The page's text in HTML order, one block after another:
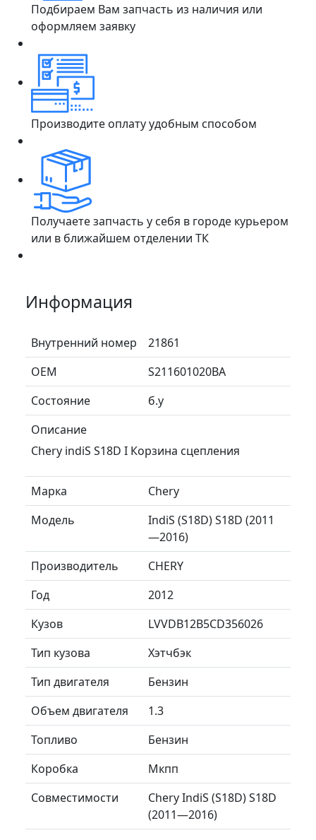
Подбираем Вам запчасть из наличия или
оформляем заявку
Производите оплату удобным способом
Получаете запчасть у себя в городе курьером
или в ближайшем отделении ТК
Информация
Внутренний номер
21861
ОЕМ
S211601020BA
Состояние
б.у
Описание
Chery indiS S18D I Корзина сцепления
Марка
Chery
Модель
IndiS (S18D) S18D (2011
—2016)
Производитель
CHERY
Год
2012
Кузов
LVVDB12B5CD356026
Тип кузова
Хэтчбэк
Тип двигателя
Бензин
Объем двигателя
1.3
Топливо
Бензин
Коробка
Мкпп
Совместимости
Chery IndiS (S18D) S18D
(2011—2016)